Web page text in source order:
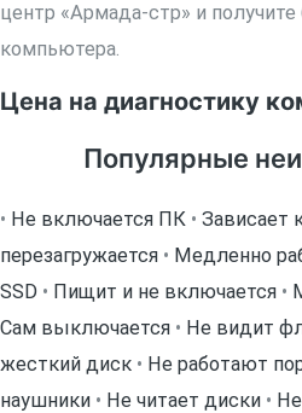
центр «Армада-стр» и
компьютера.
Цена на диагностику
Популярные
• Не включается ПК • Зависает
перезагружается • Медленно
SSD • Пищит и не включается •
Сам выключается • Не видит
жесткий диск • Не работают
наушники • Не читает диски •